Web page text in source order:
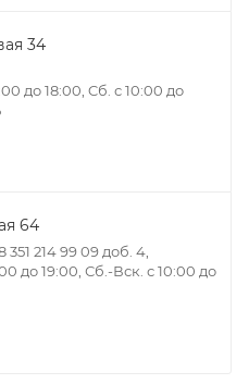
34
до 18:00, Cб. с 10:00 до
64
214 99 09 доб. 4,
до 19:00, Сб.-Вск. с 10:00 до